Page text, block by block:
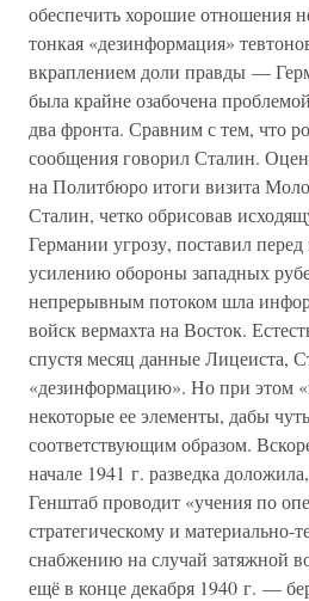
обеспечить хорошие отношения
тонкая «дезинформация»
вкраплением доли правды —
была крайне озабочена
два фронта. Сравним с тем, что
сообщения говорил Сталин.
на Политбюро итоги визита
Сталин, четко обрисовав
Германии угрозу, поставил
усилению обороны западных
непрерывным потоком шла
войск вермахта на Восток.
спустя месяц данные Лицеиста,
«дезинформацию». Но при этом
некоторые ее элементы, дабы
соответствующим образом.
начале 1941 г. разведка
Генштаб проводит «учения по
стратегическому и материально-
снабжению на случай затяжной
ещё в конце декабря 1940 г. —